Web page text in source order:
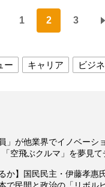
1 2 3
ー キャリア ビジ
」が他業界でイノベー
空飛ぶクルマ」を夢見
か】国民民主・伊藤孝